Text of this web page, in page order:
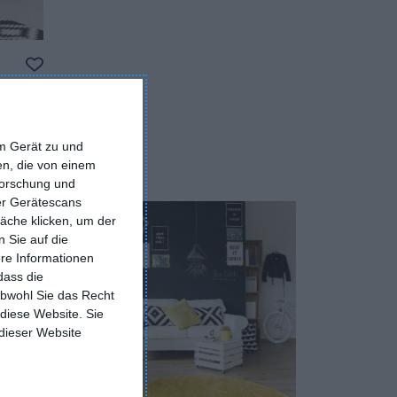
Gerät zu und
die von einem
und
Gerätescans
klicken, um der
Sie auf die
Informationen
die
Sie das Recht
Website. Sie
Website
Zu den Favoriten hinzufügen